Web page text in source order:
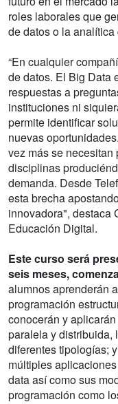
roles laborales que
de datos o la
“En cualquier
de datos. El Big Data
respuestas a
instituciones ni
permite identificar
nuevas
vez más se
disciplinas
demanda. Desde
esta brecha
innovadora", destaca
Educación Digital.
Este curso será
seis meses,
alumnos aprenderán
programación
conocerán y
paralela y distribuida,
diferentes tipologías;
múltiples
data así como sus
programación como